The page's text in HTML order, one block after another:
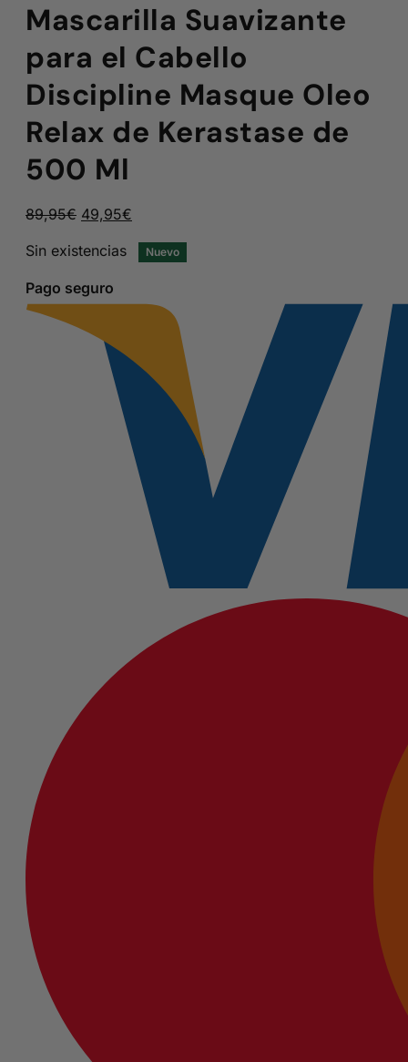
Mascarilla Suavizante
para el Cabello
Discipline Masque Oleo
Relax de Kerastase de
500 Ml
89,95€ El
original
89,95€.
49,95€
actual
49,95€.
Sin existencias Nuevo
Pago seguro